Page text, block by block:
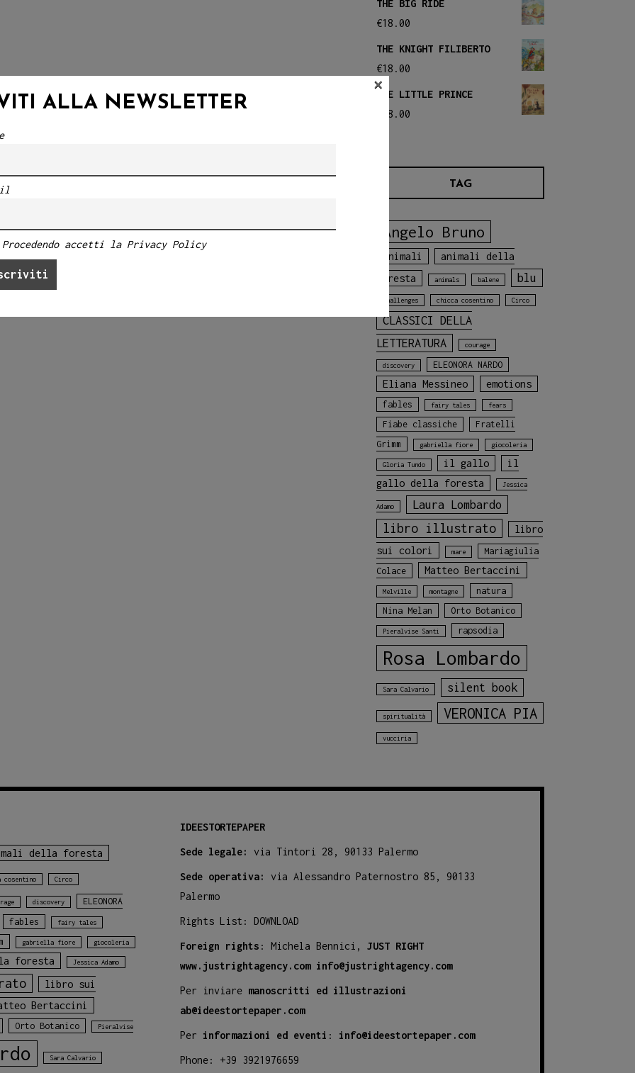
THE BIG RIDE
€18.00
THE KNIGHT FILIBERTO
€18.00
THE LITTLE PRINCE
18.00
TAG
Angelo Bruno
animali
animali della
foresta
animals balene blu
challenges chicca cosentino Circo
CLASSICI DELLA
LETTERATURA
courage
discovery ELEONORA NARDO
Eliana Messineo emotions
fables fairy tales fears
Fiabe classiche
Fratelli
Grimm
gabriella fiore giocoleria
Gloria Tundo il gallo
il
gallo della foresta
Jessica
Adamo Laura Lombardo
libro illustrato
libro
sui colori
mare
Mariagiulia
Colace
Matteo Bertaccini
Melville montagne
natura
Nina Melan
Orto Botanico
Pieralvise Santi rapsodia
Rosa Lombardo
Sara Calvario silent book
spiritualità VERONICA PIA
vucciria
della foresta
cosentino Circo
discovery
ELEONORA
fables
fairy tales
gabriella fiore giocoleria
foresta Jessica Adamo
libro sui
Bertaccini
Orto Botanico Pieralvise
Sara Calvario
IDEESTORTEPAPER
Sede legale: via Tintori 28, 90133 Palermo
Sede operativa:
via Alessandro Paternostro 85, 90133
Palermo
Rights List:DOWNLOAD
Foreign rights : Michela Bennici,JUST RIGHT
www.justrightagency.com info@justrightagency.com
Per inviare manoscritti ed illustrazioni
ab@ideestortepaper.com
Per informazioni ed eventi : info@ideestortepaper.com
Phone: +39 3921976659
ALLA NEWSLETTER
Procedendo accetti la Privacy Policy
×